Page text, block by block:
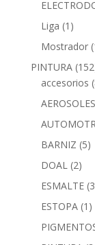
Liga (1)
Mostrador
PINTURA
accesorios
AEROSOLES
BARNIZ (5)
DOAL (2)
ESMALTE
ESTOPA (1)